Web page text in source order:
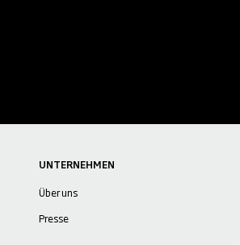
UNTERNEHMEN
Über uns
Presse